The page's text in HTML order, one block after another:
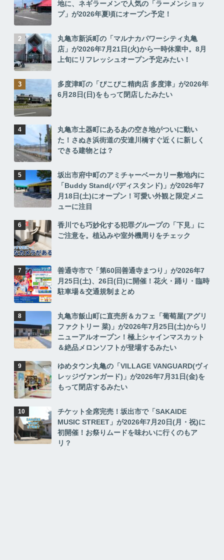
地に、ネギラーメンで人気の「ラーメンショッ
プ」が2026年夏頃にオープン予定！
丸亀市新浜町の「マルナカパワーシティ丸亀
店」が2026年7月21日(火)から一時休業中。8月
上旬にリフレッシュオープン予定みたい！
多度津町の「ぴこぴこ精肉店 多度津」が2026年
6月28日(日)をもって閉店したみたい
丸亀市土器町にあるあの空き地がついに動い
た！さぬき浜街道の安達川橋すぐ近くに新しく
できる建物とは？
坂出市府中町のアミチャーベーカリー敷地内に
「Buddy Stand(バディスタンド)」が2026年7
月18日(土)にオープン！可愛い外観と限定メニ
ューに注目
香川でも巧妙化する犯罪グループの「下見」に
ご注意を。植込みや室外機周りをチェック
善通寺市で「第60回善通寺まつり」が2026年7
月25日(土)、26日(日)に開催！花火・踊り・臨時
駐車場＆交通規制まとめ
丸亀市飯山町に直売所＆カフェ「葡萄屋(アグリ
ファクトリー 菜)」が2026年7月25日(土)からリ
ニューアルオープン！極上シャインマスカット
＆絶品メロンソフトが登場するみたい
ゆめタウン丸亀の「VILLAGE VANGUARD(ヴィ
レッジヴァンガード)」が2026年7月31日(金)を
もって閉店するみたい
チケット全席完売！坂出市で「SAKAIDE
MUSIC STREET」が2026年7月20日(月・祝)に
初開催！お祭りムードを味わいに行くのもア
リ？